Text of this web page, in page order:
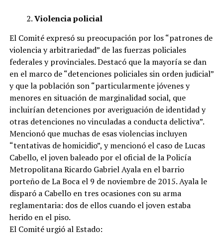
Violencia policial
El Comité expresó su preocupación por los “patrones de
violencia y arbitrariedad” de las fuerzas policiales
federales y provinciales. Destacó que la mayoría se dan
en el marco de “detenciones policiales sin orden judicial”
y que la población son “particularmente jóvenes y
menores en situación de marginalidad social, que
incluirían detenciones por averiguación de identidad y
otras detenciones no vinculadas a conducta delictiva”.
Mencionó que muchas de esas violencias incluyen
“tentativas de homicidio”, y mencionó el caso de Lucas
Cabello, el joven baleado por el oficial de la Policía
Metropolitana Ricardo Gabriel Ayala en el barrio
porteño de La Boca el 9 de noviembre de 2015. Ayala le
disparó a Cabello en tres ocasiones con su arma
reglamentaria: dos de ellos cuando el joven estaba
herido en el piso.
El Comité urgió al Estado: